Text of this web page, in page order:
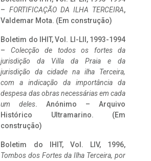
– FORTIFICAÇÃO DA ILHA TERCEIRA,
Valdemar Mota. (Em construção)
Boletim do IHIT, Vol. LI-LII, 1993-1994
– Colecção de todos os fortes da
jurisdição da Villa da Praia e da
jurisdição da cidade na ilha Terceira,
com a indicação da importância da
despesa das obras necessárias em cada
um deles. Anónimo – Arquivo
Histórico Ultramarino. (Em
construção)
Boletim do IHIT, Vol. LIV, 1996,
Tombos dos Fortes da Ilha Terceira, por